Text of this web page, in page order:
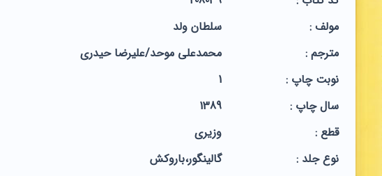
مولف :
سلطان ولد
مترجم :
محمدعلی موحد/علیرضا حیدری
نوبت چاپ :
1
سال چاپ :
1389
قطع :
وزیری
نوع جلد :
گالینگور،باروکش